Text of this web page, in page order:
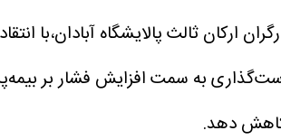
ارکان ثالث پالایشگاه
به سمت افزایش فشار بر